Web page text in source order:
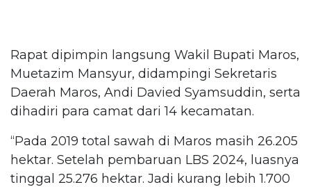
Rapat dipimpin langsung Wakil Bupati Maros,
Muetazim Mansyur, didampingi Sekretaris
Daerah Maros, Andi Davied Syamsuddin, serta
dihadiri para camat dari 14 kecamatan.
“Pada 2019 total sawah di Maros masih 26.205
hektar. Setelah pembaruan LBS 2024, luasnya
tinggal 25.276 hektar. Jadi kurang lebih 1.700